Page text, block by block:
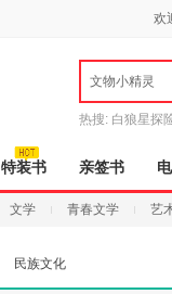
欢
文物小精灵
热搜: 白狼星探
特装书 亲签书
文学 青春文学 艺
民族文化